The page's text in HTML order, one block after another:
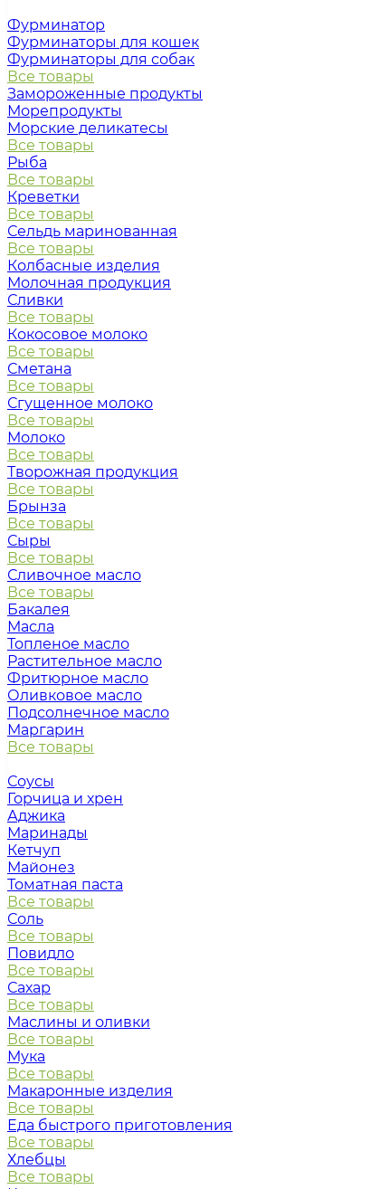
Фурминатор
Фурминаторы для кошек
Фурминаторы для собак
Все товары
Замороженные продукты
Морепродукты
Морские деликатесы
Все товары
Рыба
Все товары
Креветки
Все товары
Сельдь маринованная
Все товары
Колбасные изделия
Молочная продукция
Сливки
Все товары
Кокосовое молоко
Все товары
Сметана
Все товары
Сгущенное молоко
Все товары
Молоко
Все товары
Творожная продукция
Все товары
Брынза
Все товары
Сыры
Все товары
Сливочное масло
Все товары
Бакалея
Масла
Топленое масло
Растительное масло
Фритюрное масло
Оливковое масло
Подсолнечное масло
Маргарин
Все товары
Соусы
Горчица и хрен
Аджика
Маринады
Кетчуп
Майонез
Томатная паста
Все товары
Соль
Все товары
Повидло
Все товары
Сахар
Все товары
Маслины и оливки
Все товары
Мука
Все товары
Макаронные изделия
Все товары
Еда быстрого приготовления
Все товары
Хлебцы
Все товары